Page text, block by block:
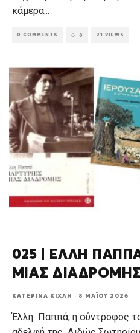
κάμερα...
0 COMMENTS 0 21 VIEWS
025 | ΕΛΛΗ
ΜΙΑΣ
ΚΑΤΕΡΊΝΑ ΚΊΧΛΗ · 8 ΜΑΪ́ΟΥ 2026
Έλλη Παππά, η σύντροφος